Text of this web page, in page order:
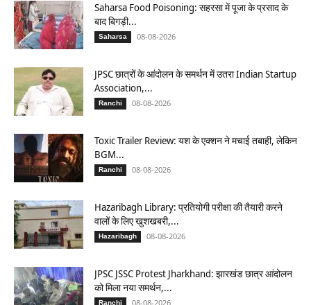
Saharsa Food Poisoning: सहरसा में पूजा के प्रसाद के
बाद बिगड़ी...
Saharsa 08-08-2026
JPSC छात्रों के आंदोलन के समर्थन में उतरा Indian Startup
Association,...
Ranchi 08-08-2026
Toxic Trailer Review: यश के एक्शन ने मचाई तबाही, लेकिन
BGM...
Ranchi 08-08-2026
Hazaribagh Library: प्रतियोगी परीक्षा की तैयारी करने
वालों के लिए खुशखबरी,...
Hazaribagh 08-08-2026
JPSC JSSC Protest Jharkhand: झारखंड छात्र आंदोलन
को मिला नया समर्थन,...
Ranchi 08-08-2026